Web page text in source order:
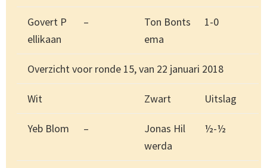
Govert P
ellikaan
–
Ton Bonts
ema
1-0
Overzicht voor ronde 15, van 22 januari 2018
Wit Zwart Uitslag
Yeb Blom –
Jonas Hil
werda
½-½